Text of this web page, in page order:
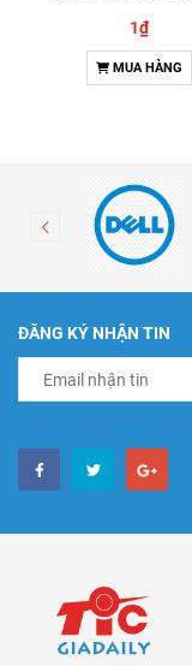
1₫
MUA HÀNG
ĐĂNG KÝ NHẬN TIN